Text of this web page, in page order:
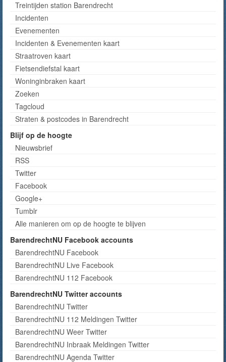
Treintijden station Barendrecht
Incidenten
Evenementen
Incidenten & Evenementen kaart
Straatroven kaart
Fietsendiefstal kaart
Woninginbraken kaart
Zoeken
Tagcloud
Straten & postcodes in Barendrecht
Blijf op de hoogte
Nieuwsbrief
RSS
Twitter
Facebook
Google+
Tumblr
Alle manieren om op de hoogte te blijven
BarendrechtNU Facebook accounts
BarendrechtNU Facebook
BarendrechtNU Live Facebook
BarendrechtNU 112 Facebook
BarendrechtNU Twitter accounts
BarendrechtNU Twitter
BarendrechtNU 112 Meldingen Twitter
BarendrechtNU Weer Twitter
BarendrechtNU Inbraak Meldingen Twitter
BarendrechtNU Agenda Twitter